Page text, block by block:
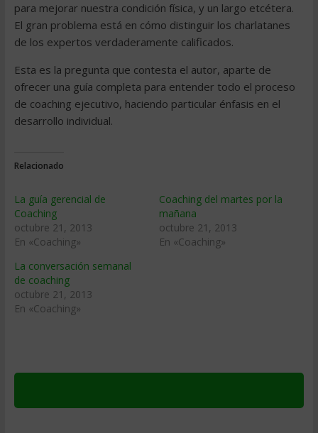
para mejorar nuestra condición física, y un largo etcétera.
El gran problema está en cómo distinguir los charlatanes
de los expertos verdaderamente calificados.
Esta es la pregunta que contesta el autor, aparte de
ofrecer una guía completa para entender todo el proceso
de coaching ejecutivo, haciendo particular énfasis en el
desarrollo individual.
Relacionado
La guía gerencial de
Coaching
octubre 21, 2013
En «Coaching»
Coaching del martes por la
mañana
octubre 21, 2013
En «Coaching»
La conversación semanal
de coaching
octubre 21, 2013
En «Coaching»